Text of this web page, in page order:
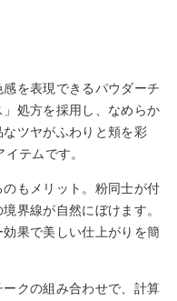
を表現できるパウダーチ
処方を採用し、なめらか
ツヤがふわりと頬を彩
テムです。
もメリット。粉同士が付
界線が自然にぼけます。
果で美しい仕上がりを簡
クの組み合わせで、計算